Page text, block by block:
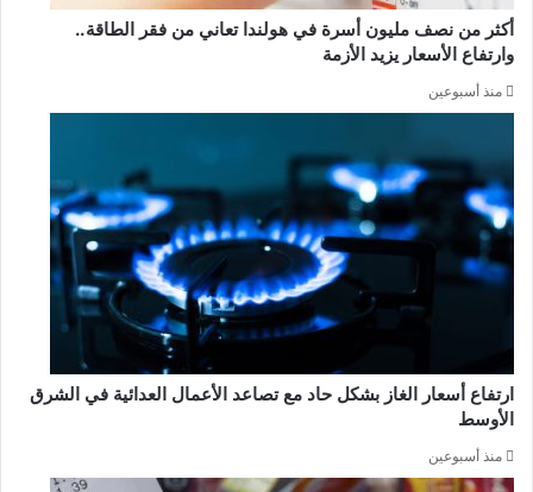
أكثر من نصف مليون أسرة في هولندا تعاني من فقر الطاقة..
وارتفاع الأسعار يزيد الأزمة
منذ أسبوعين
ارتفاع أسعار الغاز بشكل حاد مع تصاعد الأعمال العدائية في الشرق
الأوسط
منذ أسبوعين